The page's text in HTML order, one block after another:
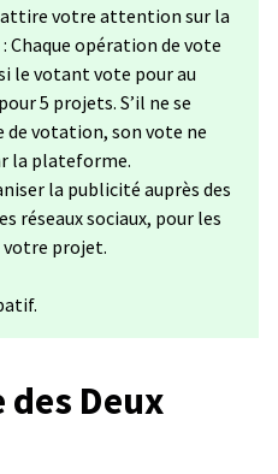
votre attention sur la
opération de vote
le votant vote pour au
5 projets. S’il ne se
votation, son vote ne
la plateforme.
la publicité auprès des
réseaux sociaux, pour les
votre projet.
Deux